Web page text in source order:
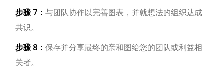
步骤 7：与团队协作以完善图表，并就想法的组织达成
共识。
步骤 8：保存并分享最终的亲和图给您的团队或利益相
关者。